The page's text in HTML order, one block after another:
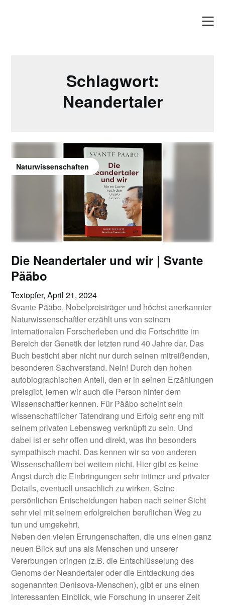
Schlagwort:
Neandertaler
Naturwissenschaften
Die Neandertaler und wir | Svante
Pääbo
Textopfer,April 21, 2024
Svante Pääbo, Nobelpreisträger und höchst anerkannter
Naturwissenschaftler erzählt uns von seinem
internationalen Forscherleben und die Fortschritte im
Bereich der Genetik der letzten rund 40 Jahre dar. Das
Buch besticht aber nicht nur durch seinen mitreißenden,
besonderen Sachverstand. Nein! Durch den hohen
autobiographischen Anteil, den er in seinen Erzählungen
preisgibt, lernen wir auch die Person hinter dem
Wissenschaftler kennen. Für Pääbo scheint sein
wissenschaftlicher Tatendrang und Erfolg sehr eng mit
seinem privaten Lebensweg verknüpft zu sein. Und
dabei ist er sehr offen und direkt, was ihn besonders
sympathisch macht. Das kennen wir so von anderen
Wissenschaftlern bei weitem nicht. Hier gibt es keine
Angst durch die Einbringungen sehr intimer und privater
Details, eventuell unsachlich zu wirken. Seine
persönlichen Entscheidungen haben nach seiner Sicht
sehr viel mit seinem erfolgreichen beruflichen Weg zu
tun und umgekehrt.
Neben den vielen Errungenschaften, die uns einen ganz
neuen Blick auf uns als Menschen und unserer
Vererbungen bringen (z.B. die Entschlüsselung des
Genoms der Neandertaler oder die Entdeckung des
sogenannten Denisova-Menschen), gibt er uns einen
interessanten Einblick, wie Forschung in unserer Zeit